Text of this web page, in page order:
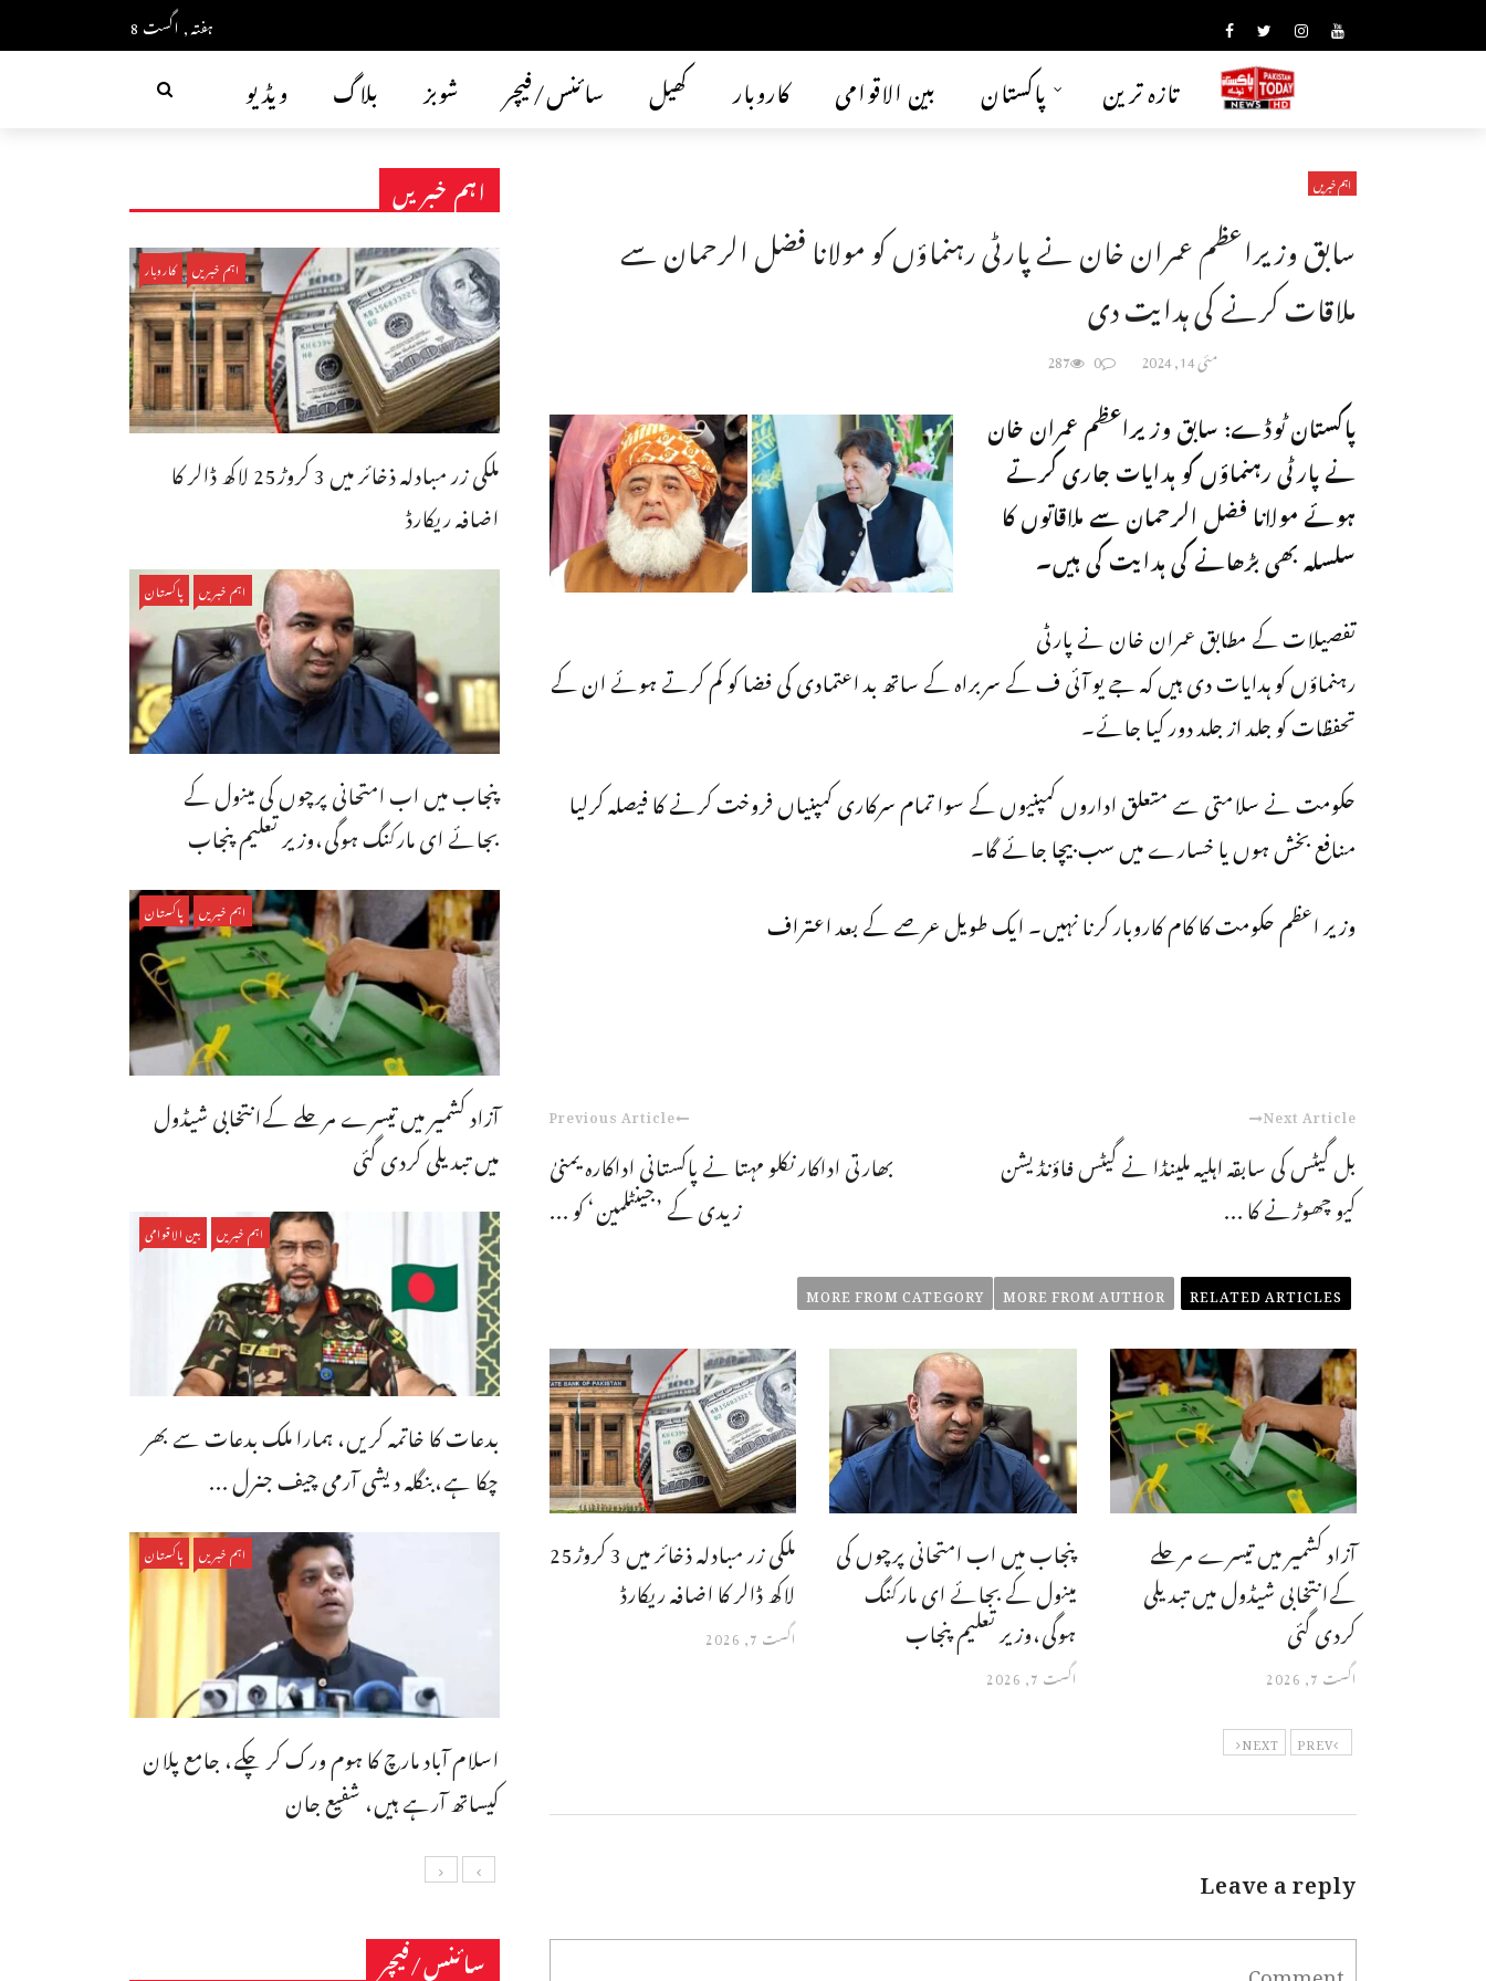
ہفتہ, اگست 8
ویڈیو بلاگ شوبز سائنس/فیچر کھیل کاروبار بین الاقوامی پاکستان تازہ ترین
اہم خبریں
سابق وزیراعظم عمران خان نے پارٹی رہنماؤں کو مولانا فضل الرحمان سے
ملاقات کرنے کی ہدایت دی
مئی 14, 2024 0
287
پاکستان ٹوڈے: سابق وزیراعظم عمران خان
نے پارٹی رہنماؤں کو ہدایات جاری کرتے
ہوئے مولانا فضل الرحمان سے ملاقاتوں کا
سلسلہ بھی بڑھانے کی ہدایت کی ہیں۔
تفصیلات کے مطابق عمران خان نے پارٹی
رہنماؤں کو ہدایات دی ہیں کہ جے یو آئی ف کے سربراہ کے ساتھ بد اعتمادی کی فضا کو کم کرتے ہوئے ان کے
تحفظات کو جلد از جلد دور کیا جائے۔
حکومت نے سلامتی سے متعلق اداروں کمپنیوں کے سوا تمام سرکاری کمپنیاں فروخت کرنے کا فیصلہ کرلیا
منافع بخش ہوں یا خسارے میں سب بیچا جائے گا۔
وزیر اعظم حکومت کا کام کاروبار کرنا نہیں۔ ایک طویل عرصے کے بعد اعتراف
Previous Article
بھارتی اداکار نکلو مہتا نے پاکستانی اداکارہ یمنیٰ
زیدی کے ’جینٹلمین‘ کو ...
Next Article
بل گیٹس کی سابقہ اہلیہ ملینڈا نے گیٹس فاؤنڈیشن
کیو چھوڑنے کا ...
RELATED ARTICLES
MORE FROM AUTHOR
MORE FROM CATEGORY
ملکی زر مبادلہ ذخائر میں 3 کروڑ25
لاکھ ڈالر کا اضافہ ریکارڈ
اگست 7, 2026
پنجاب میں اب امتحانی پرچوں کی
مینول کے بجائے ای مارکنگ
ہوگی،وزیر تعلیم پنجاب
اگست 7, 2026
آزاد کشمیر میں تیسرے مرحلے
کےانتخابی شیڈول میں تبدیلی
کردی گئی
اگست 7, 2026
PREV
NEXT
Leave a reply
اہم خبریں
اہم خبریں کاروبار
ملکی زر مبادلہ ذخائر میں 3 کروڑ25 لاکھ ڈالر کا
اضافہ ریکارڈ
اہم خبریں پاکستان
پنجاب میں اب امتحانی پرچوں کی مینول کے
بجائے ای مارکنگ ہوگی،وزیر تعلیم پنجاب
اہم خبریں پاکستان
آزاد کشمیر میں تیسرے مرحلے کےانتخابی شیڈول
میں تبدیلی کردی گئی
اہم خبریں بین الاقوامی
بدعات کا خاتمہ کریں، ہمارا ملک بدعات سے بھر
چکا ہے،بنگله دیشی آرمی چیف جنرل ...
اہم خبریں پاکستان
اسلام آباد مارچ کا ہوم ورک کر چکے، جامع پلان
کیساتھ آرہے ہیں، شفیع جان
سائنس/فیچر